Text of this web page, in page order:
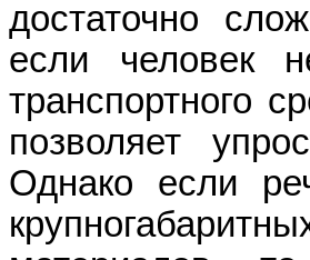
достаточно
если человек
транспортного
позволяет
Однако если